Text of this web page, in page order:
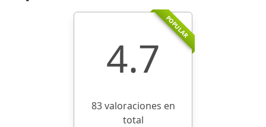
POPULAR
4.7
83 valoraciones en
total